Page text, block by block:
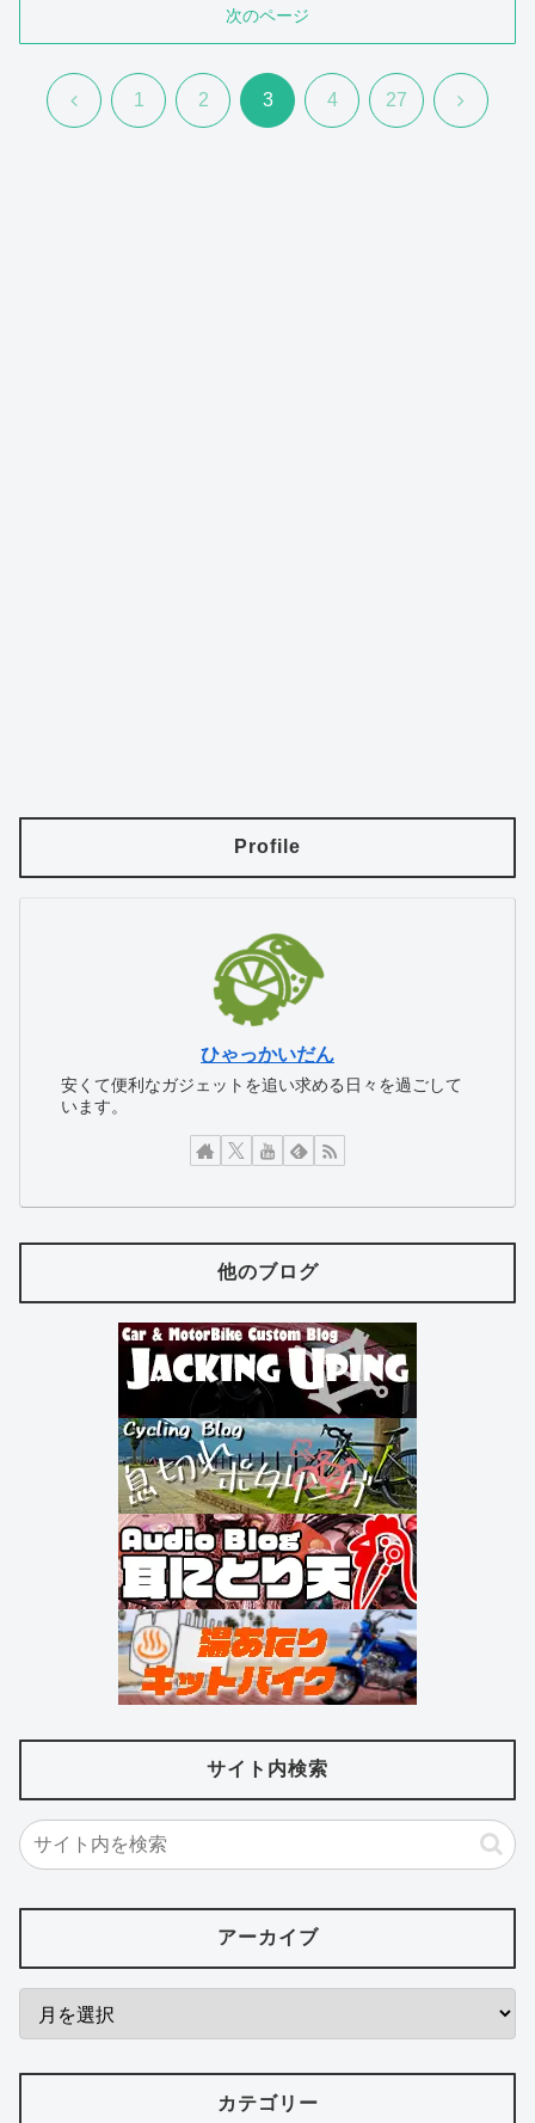
次のページ
前 1 2 3 4 27 次
Profile
ひゃっかいだん
安くて便利なガジェットを追い求める日々を過ごして
います。
他のブログ
サイト内検索
アーカイブ
カテゴリー